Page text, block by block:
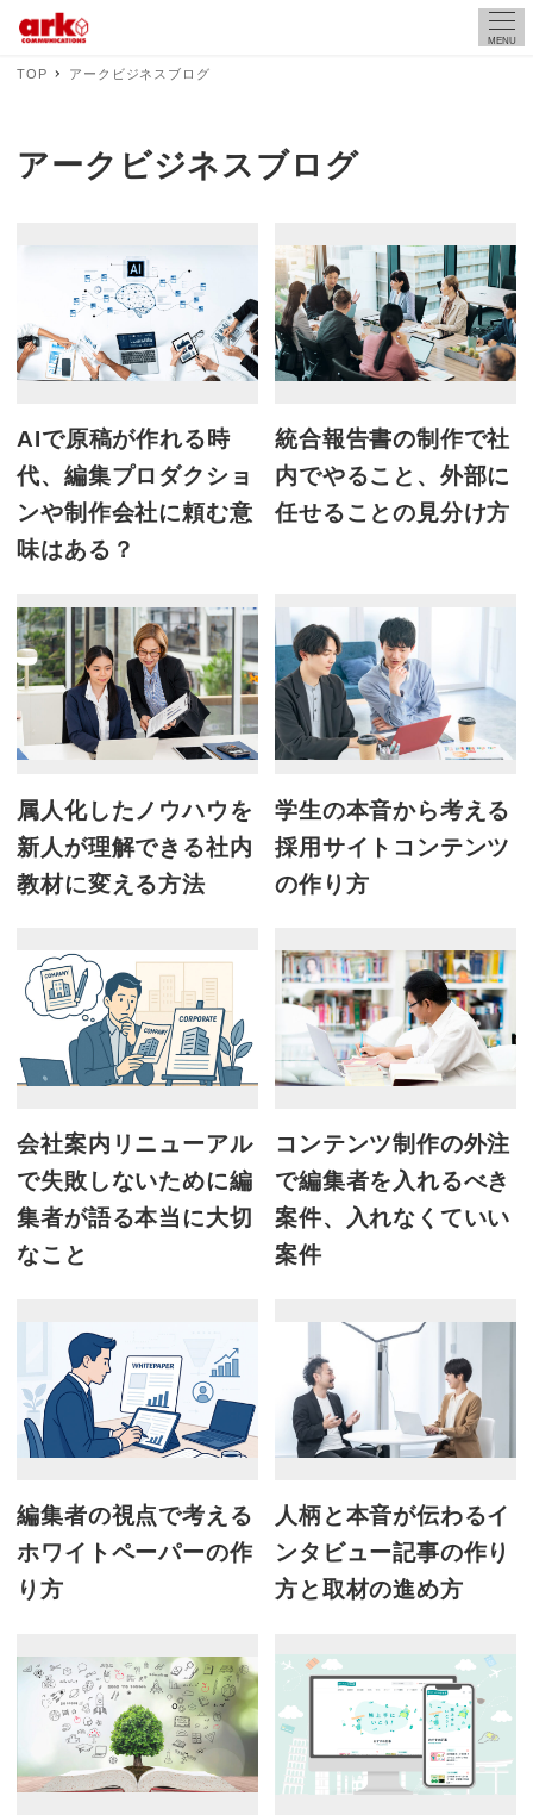
MENU
TOP アークビジネスブログ
アークビジネスブログ
AIで原稿が作れる時
代、編集プロダクショ
ンや制作会社に頼む意
味はある？
統合報告書の制作で社
内でやること、外部に
任せることの見分け方
属人化したノウハウを
新人が理解できる社内
教材に変える方法
学生の本音から考える
採用サイトコンテンツ
の作り方
会社案内リニューアル
で失敗しないために編
集者が語る本当に大切
なこと
コンテンツ制作の外注
で編集者を入れるべき
案件、入れなくていい
案件
編集者の視点で考える
ホワイトペーパーの作
り方
人柄と本音が伝わるイ
ンタビュー記事の作り
方と取材の進め方